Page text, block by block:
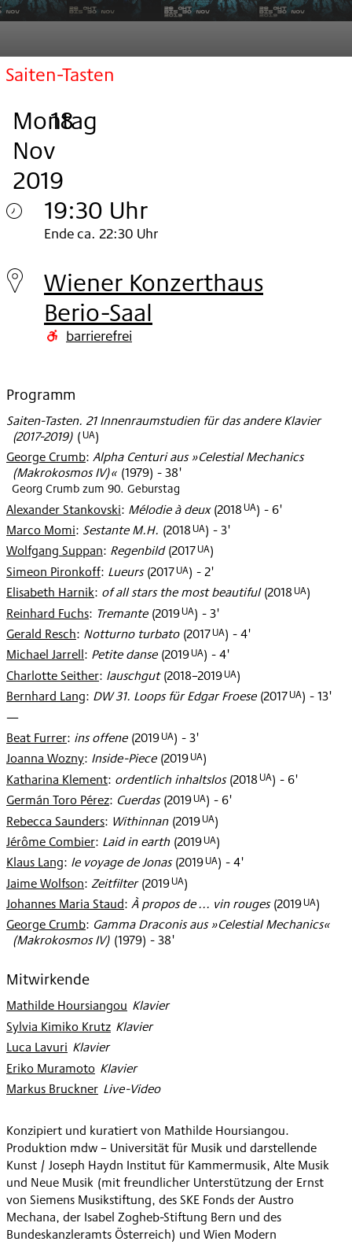
Saiten-Tasten
Montag
, 18
.
Nov
2019
.
19:30 Uhr
Montag
18.
Nov
2019
Ende ca. 22:30 Uhr
Wiener Konzerthaus
Berio-Saal
barrierefrei
Programm
Saiten-Tasten. 21 Innenraumstudien für das andere Klavier
(2017-2019) (UA)
George Crumb: Alpha Centuri aus »Celestial Mechanics
(Makrokosmos IV)« (1979) - 38'
Georg Crumb zum 90. Geburstag
Alexander Stankovski: Mélodie à deux (2018 UA) - 6'
Marco Momi: Sestante M.H. (2018 UA) - 3'
Wolfgang Suppan: Regenbild (2017UA)
Simeon Pironkoff: Lueurs (2017UA) - 2'
Elisabeth Harnik: of all stars the most beautiful (2018 UA)
Reinhard Fuchs: Tremante (2019UA) - 3'
Gerald Resch: Notturno turbato (2017UA) - 4'
Michael Jarrell: Petite danse (2019UA) - 4'
Charlotte Seither: lauschgut (2018–2019UA)
Bernhard Lang: DW 31. Loops für Edgar Froese (2017UA) - 13'
—
Beat Furrer: ins offene (2019UA) - 3'
Joanna Wozny: Inside-Piece (2019UA)
Katharina Klement: ordentlich inhaltslos (2018 UA) - 6'
Germán Toro Pérez: Cuerdas (2019UA) - 6'
Rebecca Saunders: Withinnan (2019UA)
Jérôme Combier: Laid in earth (2019UA)
Klaus Lang: le voyage de Jonas (2019UA) - 4'
Jaime Wolfson: Zeitfilter (2019UA)
Johannes Maria Staud: À propos de ... vin rouges (2019UA)
George Crumb: Gamma Draconis aus »Celestial Mechanics«
(Makrokosmos IV) (1979) - 38'
Mitwirkende
Mathilde Hoursiangou: Klavier
Sylvia Kimiko Krutz
: Klavier
Luca Lavuri: Klavier
Eriko Muramoto: Klavier
Markus Bruckner
: Live-Video
Konzipiert und kuratiert von Mathilde Hoursiangou.
Produktion mdw – Universität für Musik und darstellende
Kunst / Joseph Haydn Institut für Kammermusik, Alte Musik
und Neue Musik (mit freundlicher Unterstützung der Ernst
von Siemens Musikstiftung, des SKE Fonds der Austro
Mechana, der Isabel Zogheb-Stiftung Bern und des
Bundeskanzleramts Österreich) und Wien Modern